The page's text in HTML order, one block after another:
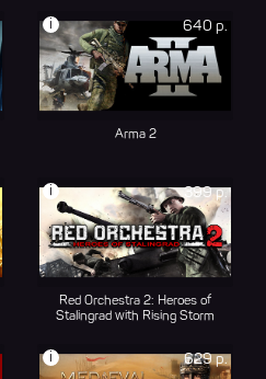
640 р.
i
Arma 2
399 р.
i
Red Orchestra 2: Heroes of
Stalingrad with Rising Storm
629 р.
i